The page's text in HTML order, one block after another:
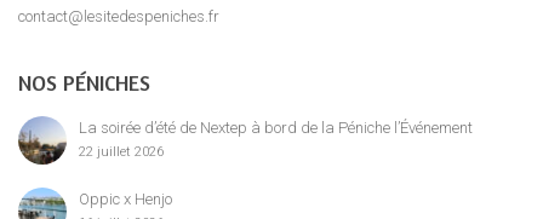
contact@lesitedespeniches.fr
NOS PÉNICHES
La soirée d’été de Nextep à bord de la Péniche l’Événement
22 juillet 2026
Oppic x Henjo